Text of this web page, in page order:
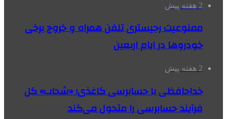
2 هفته پیش
ممنوعیت رجیستری تلفن همراه و خروج برخی
خودروها در ایام اربعین
2 هفته پیش
خداحافظی با حسابرسی کاغذی؛ «شحاب» کل
فرآیند حسابرسی را متحول می‌کند